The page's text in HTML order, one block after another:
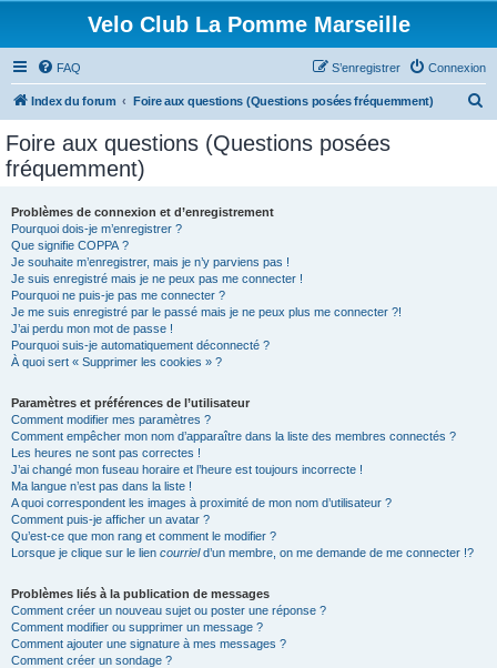
Velo Club La Pomme Marseille
FAQ Connexion
S’enregistrer
Index du forum Foire aux questions (Questions posées fréquemment)
Foire aux questions (Questions posées
fréquemment)
Problèmes de connexion et d’enregistrement
Pourquoi dois-je m’enregistrer ?
Que signifie COPPA ?
Je souhaite m’enregistrer, mais je n’y parviens pas !
Je suis enregistré mais je ne peux pas me connecter !
Pourquoi ne puis-je pas me connecter ?
Je me suis enregistré par le passé mais je ne peux plus me connecter ?!
J’ai perdu mon mot de passe !
Pourquoi suis-je automatiquement déconnecté ?
À quoi sert « Supprimer les cookies » ?
Paramètres et préférences de l’utilisateur
Comment modifier mes paramètres ?
Comment empêcher mon nom d’apparaître dans la liste des membres connectés ?
Les heures ne sont pas correctes !
J’ai changé mon fuseau horaire et l’heure est toujours incorrecte !
Ma langue n’est pas dans la liste !
A quoi correspondent les images à proximité de mon nom d’utilisateur ?
Comment puis-je afficher un avatar ?
Qu’est-ce que mon rang et comment le modifier ?
Lorsque je clique sur le lien courrield’un membre, on me demande de me connecter !?
Problèmes liés à la publication de messages
Comment créer un nouveau sujet ou poster une réponse ?
Comment modifier ou supprimer un message ?
Comment ajouter une signature à mes messages ?
Comment créer un sondage ?